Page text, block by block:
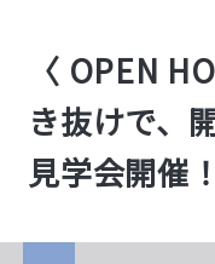
〈 OPEN
き抜けで、
見学会開催！